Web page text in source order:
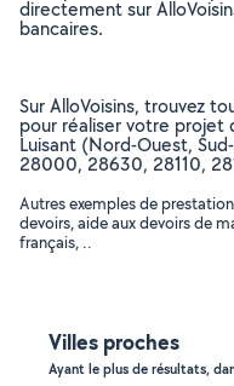
directement sur
bancaires.
Sur AlloVoisins, trouvez
pour réaliser votre projet
Luisant (Nord-Ouest,
28000, 28630, 28110,
Autres exemples de
devoirs, aide aux devoirs de
français, ..
Villes proches
Ayant le plus de résultats,